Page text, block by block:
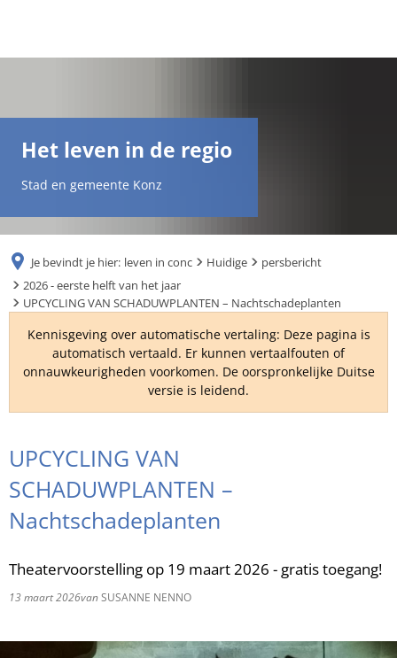
TR
UK
Het leven in de regio
Stad en gemeente Konz
Je bevindt je hier: leven in conc Huidige
persbericht
2026 - eerste helft van het jaar
UPCYCLING VAN SCHADUWPLANTEN – Nachtschadeplanten
Kennisgeving over automatische vertaling: Deze pagina is
automatisch vertaald. Er kunnen vertaalfouten of
onnauwkeurigheden voorkomen. De oorspronkelijke Duitse
versie is leidend.
UPCYCLING VAN
SCHADUWPLANTEN –
Nachtschadeplanten
Theatervoorstelling op 19 maart 2026 - gratis toegang!
13 maart 2026vanSUSANNE NENNO